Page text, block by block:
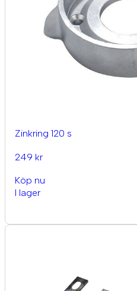
Zinkring 120 s
249 kr
Köp nu
I lager